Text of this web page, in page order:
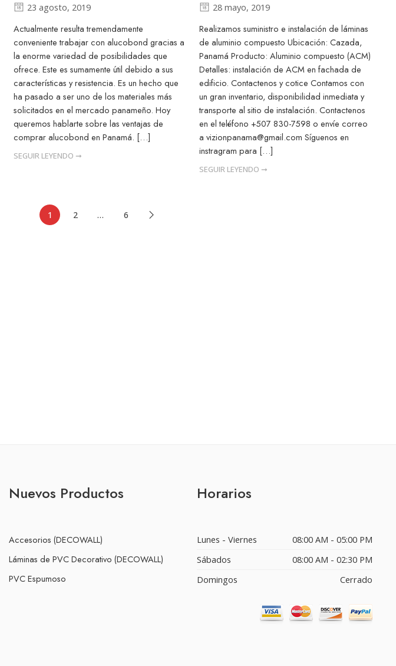
23 agosto, 2019
Actualmente resulta tremendamente
conveniente trabajar con alucobond gracias a
la enorme variedad de posibilidades que
ofrece. Este es sumamente útil debido a sus
características y resistencia. Es un hecho que
ha pasado a ser uno de los materiales más
solicitados en el mercado panameño. Hoy
queremos hablarte sobre las ventajas de
comprar alucobond en Panamá. […]
SEGUIR LEYENDO ➞
28 mayo, 2019
Realizamos suministro e instalación de láminas
de aluminio compuesto Ubicación: Cazada,
Panamá Producto: Aluminio compuesto (ACM)
Detalles: instalación de ACM en fachada de
edificio. Contactenos y cotice Contamos con
un gran inventario, disponibilidad inmediata y
transporte al sitio de instalación. Contactenos
en el teléfono +507 830-7598 o envíe correo
a vizionpanama@gmail.com Síguenos en
instragram para […]
SEGUIR LEYENDO ➞
1 2 … 6
Nuevos Productos
Accesorios (DECOWALL)
Láminas de PVC Decorativo (DECOWALL)
PVC Espumoso
Horarios
Lunes - Viernes
08:00 AM - 05:00 PM
Sábados
08:00 AM - 02:30 PM
Domingos
Cerrado